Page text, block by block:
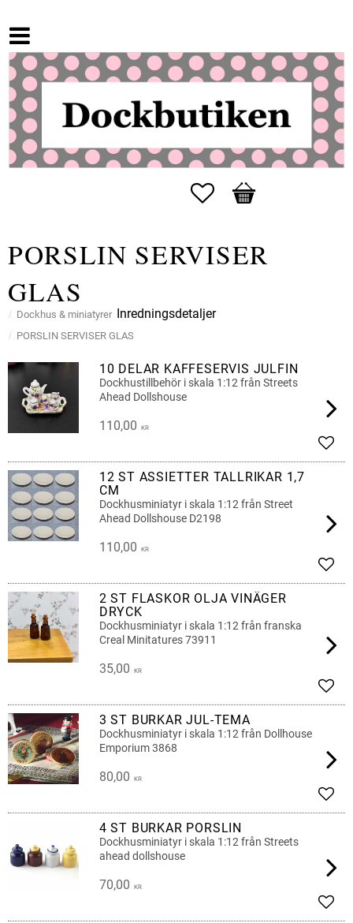
Favoriter
Kundvagn
PORSLIN SERVISER
GLAS
Dockhus & miniatyrer Inredningsdetaljer
PORSLIN SERVISER GLAS
10 DELAR KAFFESERVIS JULFIN
Dockhustillbehör i skala 1:12 från Streets
Ahead Dollshouse
110,00 KR
12 ST ASSIETTER TALLRIKAR 1,7
CM
Dockhusminiatyr i skala 1:12 från Street
Ahead Dollshouse D2198
110,00 KR
2 ST FLASKOR OLJA VINÄGER
DRYCK
Dockhusminiatyr i skala 1:12 från franska
Creal Minitatures 73911
35,00 KR
3 ST BURKAR JUL-TEMA
Dockhusminiatyr i skala 1:12 från Dollhouse
Emporium 3868
80,00 KR
4 ST BURKAR PORSLIN
Dockhusminiatyr i skala 1:12 från Streets
ahead dollshouse
70,00 KR